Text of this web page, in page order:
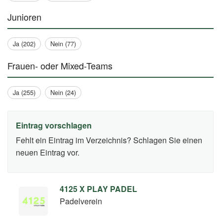
4125 X PLAY PADEL
Padelverein
Junioren
Ja (202) Nein (77)
Frauen- oder Mixed-Teams
Ja (255) Nein (24)
Eintrag vorschlagen
Fehlt ein Eintrag im Verzeichnis? Schlagen Sie einen
neuen Eintrag vor.